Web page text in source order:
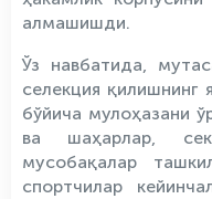
алмашишди.
Ўз навбатида,
селекция қилишнинг
бўйича мулоҳазани
ва шаҳарлар,
мусобақалар
спортчилар